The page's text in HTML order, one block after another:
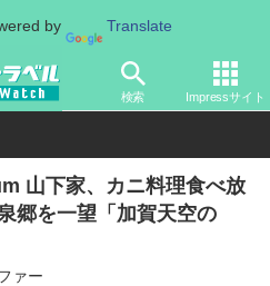
by Translate
検索 Impressサイト
ール
山下家、カニ料理食べ放
郷を一望「加賀天空の
ァー